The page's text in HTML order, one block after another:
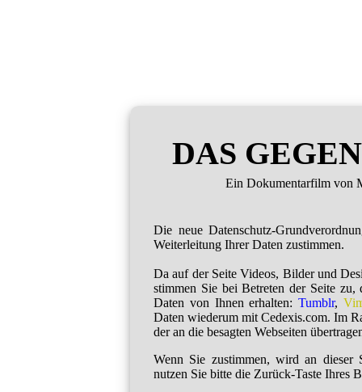
DAS
Ein Dokumentarfilm von
Die neue Datenschutz-
Weiterleitung Ihrer Daten zustimmen.
Da auf der Seite Videos, Bilder und
stimmen Sie bei Betreten der Seite zu,
Daten von Ihnen erhalten:Tumblr,
Daten wiederum mit Cedexis.com. Im
der an die besagten Webseiten
Wenn Sie zustimmen, wird an dieser
nutzen Sie bitte die Zurück-Taste Ihres